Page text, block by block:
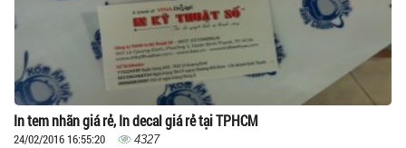
In tem nhãn giá rẻ, In decal giá rẻ tại TPHCM
24/02/2016 16:55:20 4327